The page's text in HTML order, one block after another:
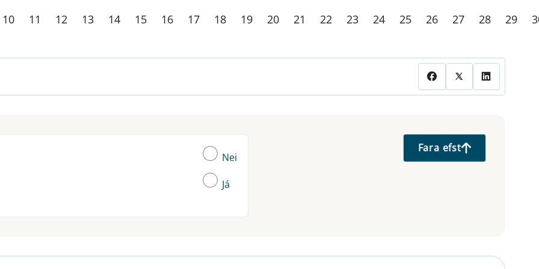
10 11 12 13 14 15 16 17 18 19 20 21 22 23 24 25 26 27 28 29
Nei
Já
Fara efst